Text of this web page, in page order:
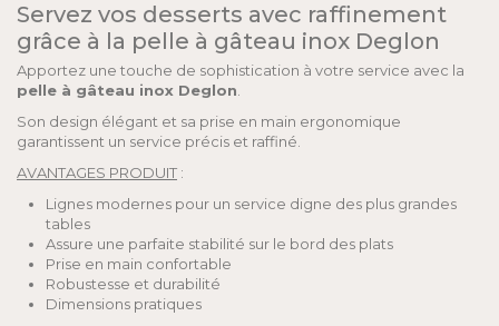
Servez vos desserts avec raffinement
grâce à la pelle à gâteau inox Deglon
Apportez une touche de sophistication à votre service avec la
pelle à gâteau inox Deglon
Son design élégant et sa prise en main ergonomique
garantissent un service précis et raffiné.
AVANTAGES PRODUIT :
Lignes modernes pour un service digne des plus grandes
tables
Assure une parfaite stabilité sur le bord des plats
Prise en main confortable
Robustesse et durabilité
Dimensions pratiques